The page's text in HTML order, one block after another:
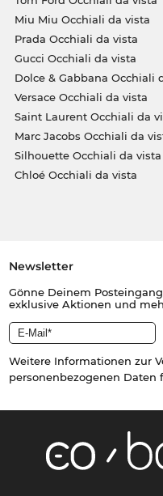
Miu Miu Occhiali da vista
Prada Occhiali da vista
Gucci Occhiali da vista
Dolce & Gabbana Occhiali
Versace Occhiali da vista
Saint Laurent Occhiali da
Marc Jacobs Occhiali da
Silhouette Occhiali da vista
Chloé Occhiali da vista
Newsletter
Gönne Deinem
exklusive Aktionen und
Weitere Informationen zur
personenbezogenen Daten